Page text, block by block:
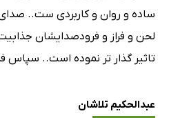
ساده و روان و کاربردی ست..
لحن و فراز و فرودصدایشان
تاثیر گذار تر نموده است.. سپاس
عبدالحکیم تلاشان